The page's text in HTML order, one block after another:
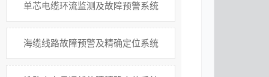
单芯电缆环流监测及故障预警系统
海缆线路故障预警及精确定位系统